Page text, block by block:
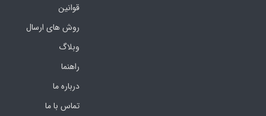
قوانین
روش های ارسال
وبلاگ
راهنما
درباره ما
تماس با ما